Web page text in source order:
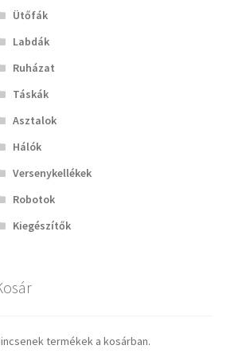
Ütőfák
Labdák
Ruházat
Táskák
Asztalok
Hálók
Versenykellékek
Robotok
Kiegészítők
termékek a kosárban.